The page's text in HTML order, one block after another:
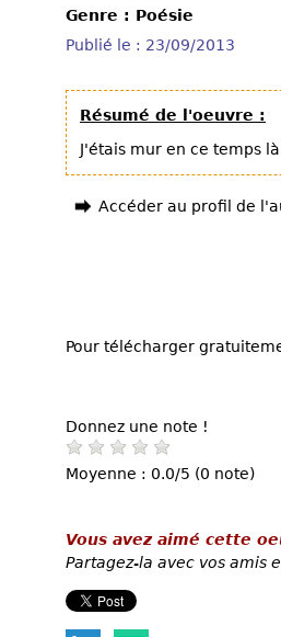
Genre : Poésie
Publié le : 23/09/2013
Résumé de l'oeuvre :
J'étais mur en ce temps
Accéder au profil de
Pour télécharger
Donnez une note !
Moyenne : 0.0/5 (0 note)
Vous avez aimé cette
Partagez-la avec vos amis